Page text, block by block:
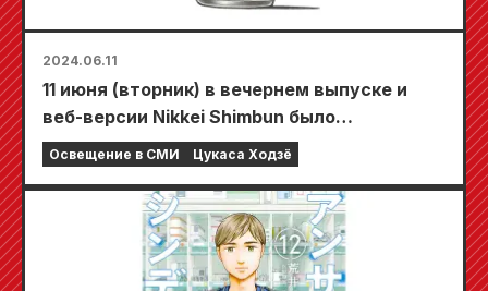
2024.06.11
11 июня (вторник) в вечернем выпуске и
веб-версии Nikkei Shimbun было
опубликовано интервью с Цукасой Ходзё.
Освещение в СМИ Цукаса Ходзё